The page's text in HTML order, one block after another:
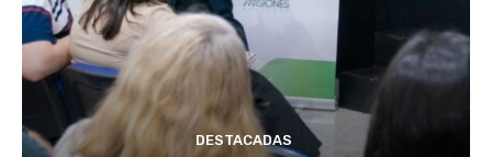
DESTACADAS